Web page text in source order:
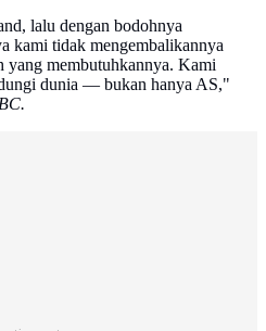
lalu dengan bodohnya
kami tidak mengembalikannya
yang membutuhkannya. Kami
dunia — bukan hanya AS,"